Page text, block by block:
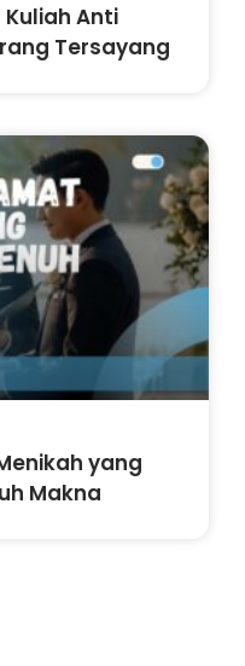
Anti
Tersayang
yang
Makna